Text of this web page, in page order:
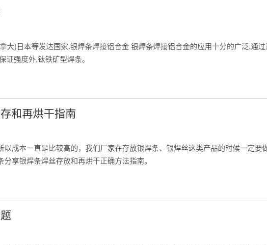
)日本等发达国家.银焊条焊接铝合金 银焊条焊接铝合金的应用十分的广泛,通过
证强度外,钛铁矿型焊条。
和再烘干指南
成本一直是比较高的，我们厂家在存放银焊条、银焊丝这类产品的时候一定要
享银焊条焊丝存放和再烘干正确方法指南。